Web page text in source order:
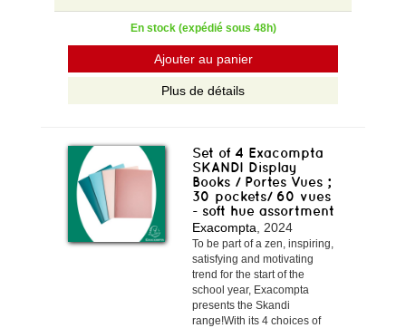
En stock (expédié sous 48h)
Ajouter au panier
Plus de détails
Set of 4 Exacompta
SKANDI Display
Books / Portes Vues ;
30 pockets/ 60 vues
- soft hue assortment
Exacompta , 2024
To be part of a zen, inspiring,
satisfying and motivating
trend for the start of the
school year, Exacompta
presents the Skandi
range!With its 4 choices of